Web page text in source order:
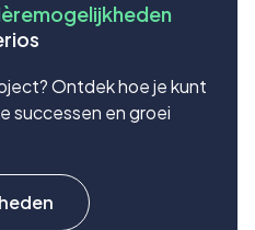
Ontdek hoe je kunt
successen en groei